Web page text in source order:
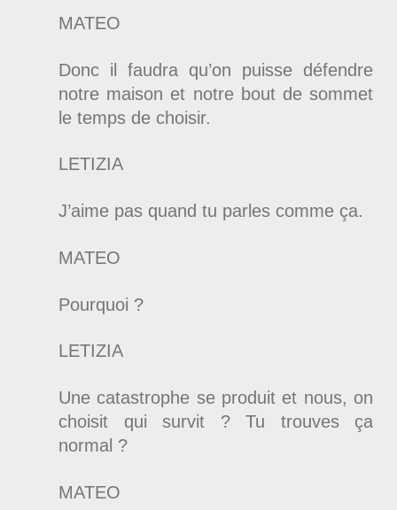
MATEO
Donc il faudra qu’on puisse défendre
notre maison et notre bout de sommet
le temps de choisir.
LETIZIA
J’aime pas quand tu parles comme ça.
MATEO
Pourquoi ?
LETIZIA
Une catastrophe se produit et nous, on
choisit qui survit ? Tu trouves ça
normal ?
MATEO